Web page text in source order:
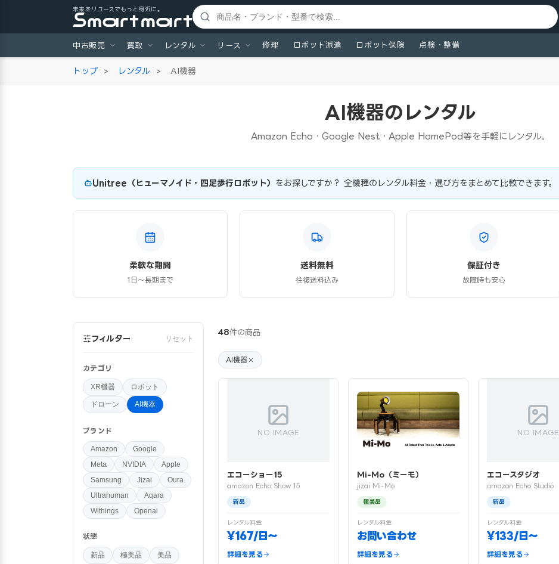
未来をリユースでもっと身近に。
中古販売 買取 レンタル リース 修理 ロボット派遣 ロボット保険 点検・整備
トップ > レンタル > AI機器
AI機器のレンタル
Amazon Echo・Google Nest・Apple HomePod等を手軽にレンタル。
Unitree（ヒューマノイド・四足歩行ロボット） をお探しですか？ 全機種のレンタル料金・選び方をまとめて比較できます。
柔軟な期間
1日〜長期まで
送料無料
往復送料込み
保証付き
故障時も安心
フィルター リセット
カテゴリ
XR機器 ロボット
ドローン AI機器
ブランド
Amazon
Google
Meta
NVIDIA
Apple
Samsung
Jizai
Oura
Ultrahuman
Aqara
Withings
Openai
状態
新品 極美品 美品
48件の商品
AI機器
NO IMAGE
エコーショー15
amazon Echo Show 15
新品
レンタル料金
¥167/日〜
詳細を見る
Mi-Mo（ミーモ）
jizai Mi-Mo
極美品
レンタル料金
お問い合わせ
詳細を見る
NO IMAGE
エコースタジオ
amazon Echo Studio
新品
レンタル料金
¥133/日〜
詳細を見る